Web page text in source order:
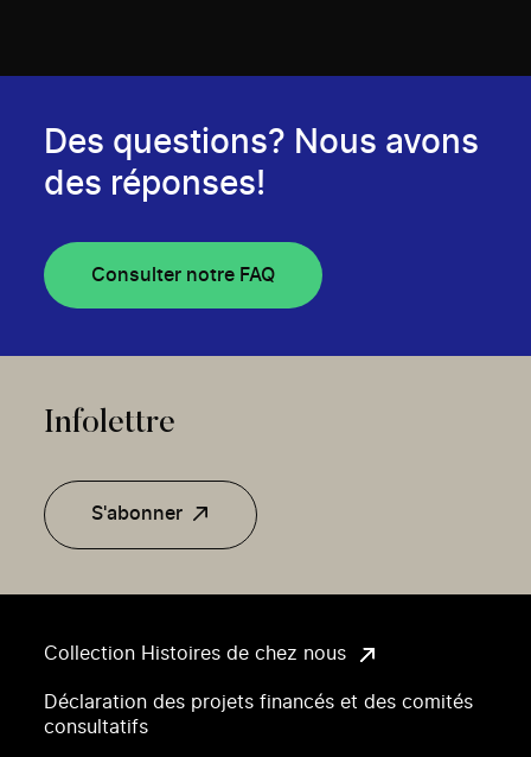
Collection Histoires de chez nous
Déclaration des projets financés et des comités
consultatifs
Des questions? Nous avons
des réponses!
Consulter notre FAQ
Infolettre
S'abonner